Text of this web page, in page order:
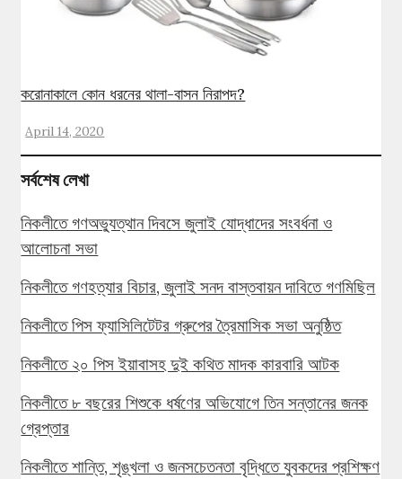
করোনাকালে কোন ধরনের থালা-বাসন নিরাপদ?
April 14, 2020
সর্বশেষ লেখা
নিকলীতে গণঅভ্যুত্থান দিবসে জুলাই যোদ্ধাদের সংবর্ধনা ও
আলোচনা সভা
নিকলীতে গণহত্যার বিচার, জুলাই সনদ বাস্তবায়ন দাবিতে গণমিছিল
নিকলীতে পিস ফ্যাসিলিটেটর গ্রুপের ত্রৈমাসিক সভা অনুষ্ঠিত
নিকলীতে ২০ পিস ইয়াবাসহ দুই কথিত মাদক কারবারি আটক
নিকলীতে ৮ বছরের শিশুকে ধর্ষণের অভিযোগে তিন সন্তানের জনক
গ্রেপ্তার
নিকলীতে শান্তি, শৃঙ্খলা ও জনসচেতনতা বৃদ্ধিতে যুবকদের প্রশিক্ষণ